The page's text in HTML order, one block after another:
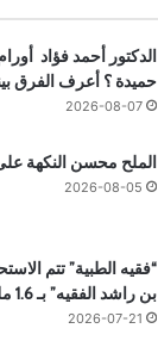
الدكتور أحمد فؤاد
حميدة ؟ أعرف الفرق
2026-08-07
الملح محسن النكهة
2026-08-05
“فقيه الطبية” تتم
بن راشد الفقيه” بـ 1.6 مليار ريال
2026-07-21